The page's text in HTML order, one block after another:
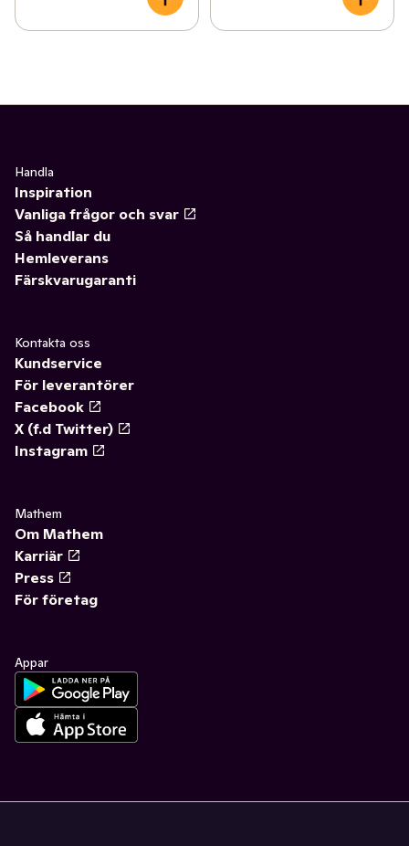
Handla
Inspiration
Vanliga frågor och svar
Så handlar du
Hemleverans
Färskvarugaranti
Kontakta oss
Kundservice
För leverantörer
Facebook
X (f.d Twitter)
Instagram
Mathem
Om Mathem
Karriär
Press
För företag
Appar